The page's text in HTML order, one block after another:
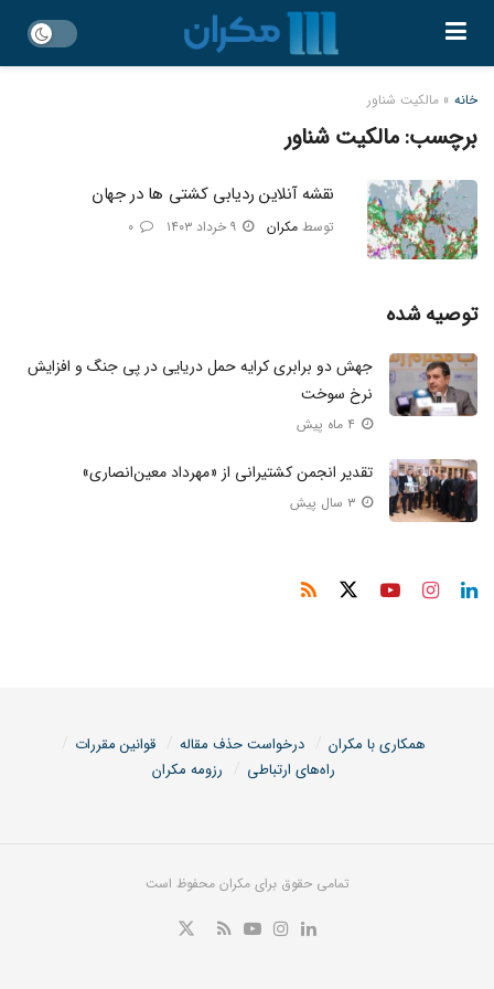
خانه » مالکیت شناور
برچسب:مالکیت شناور
نقشه آنلاین ردیابی کشتی ها در جهان
توسط مکران
توصیه شده
جهش دو برابری کرایه حمل دریایی در پی جنگ و افزایش
نرخ سوخت
تقدیر انجمن کشتیرانی از «مهرداد معین‌‌انصاری»
همکاری با مکران درخواست حذف مقاله
قوانین مقررات
راه‌های ارتباطی
رزومه مکران
تمامی حقوق برای مکران محفوظ است